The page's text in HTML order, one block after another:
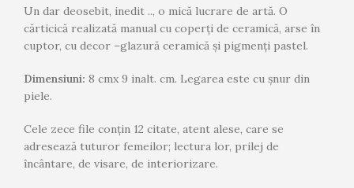
Un dar deosebit, inedit .., o mică lucrare de artă. O
cărticică realizată manual cu coperți de ceramică, arse în
cuptor, cu decor –glazură ceramică și pigmenți pastel.
Dimensiuni: 8 cmx 9 inalt. cm. Legarea este cu șnur din
piele.
Cele zece file conțin 12 citate, atent alese, care se
adresează tuturor femeilor; lectura lor, prilej de
încântare, de visare, de interiorizare.